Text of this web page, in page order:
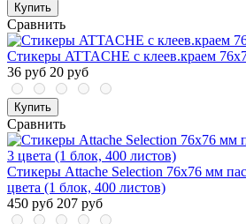
Купить
Сравнить
Стикеры ATTACHE с клеев.краем
36 руб 20 руб
Купить
Сравнить
Стикеры Attache Selection 76х76 мм
цвета (1 блок, 400 листов)
450 руб 207 руб